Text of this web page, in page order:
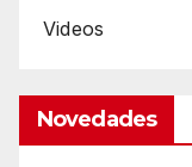
Videos
Novedades